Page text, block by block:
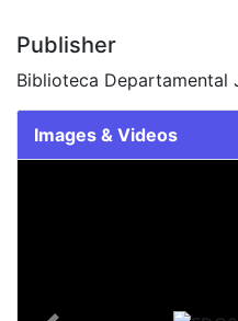
Publisher
Biblioteca Departamental
Images & Videos